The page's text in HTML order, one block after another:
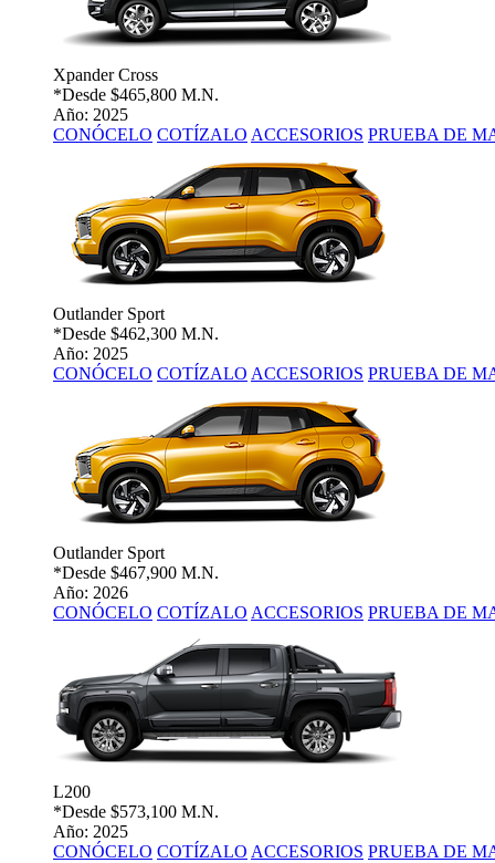
Xpander Cross
*Desde $465,800 M.N.
Año: 2025
CONÓCELO COTÍZALO ACCESORIOS PRUEBA DE
Outlander Sport
*Desde $462,300 M.N.
Año: 2025
CONÓCELO COTÍZALO ACCESORIOS PRUEBA DE
Outlander Sport
*Desde $467,900 M.N.
Año: 2026
CONÓCELO COTÍZALO ACCESORIOS PRUEBA DE
L200
*Desde $573,100 M.N.
Año: 2025
CONÓCELO COTÍZALO ACCESORIOS PRUEBA DE